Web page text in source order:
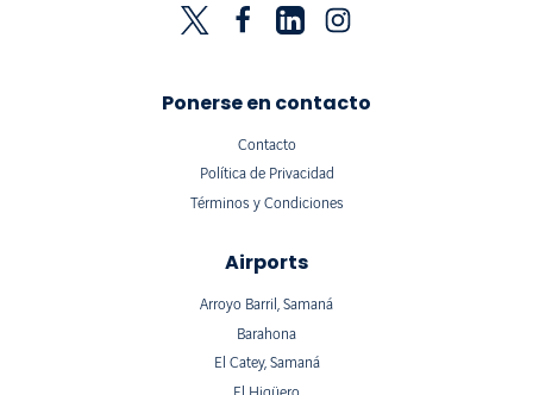
Ponerse en contacto
Contacto
Política de Privacidad
Términos y Condiciones
Airports
Arroyo Barril, Samaná
Barahona
El Catey, Samaná